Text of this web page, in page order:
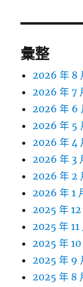
彙整
2026 年 8
2026 年 7
2026 年 6
2026 年 5
2026 年 4
2026 年 3
2026 年 2
2026 年 1
2025 年 12
2025 年 11
2025 年 10
2025 年 9
2025 年 8